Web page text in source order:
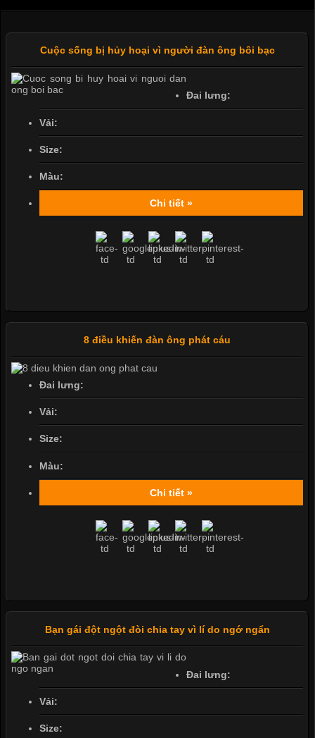
Cuộc sống bị hủy hoại vì người đàn ông bôi bạc
Đai lưng:
Vải:
Size:
Màu:
Chi tiết »
8 điều khiến đàn ông phát cáu
Đai lưng:
Vải:
Size:
Màu:
Chi tiết »
Bạn gái đột ngột đòi chia tay vì lí do ngớ ngẩn
Đai lưng:
Vải:
Size: